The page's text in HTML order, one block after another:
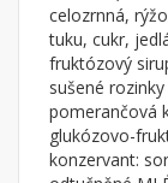
celozrnná,
tuku, cukr,
fruktózový
sušené
pomerančová
glukózovo-
konzervant: